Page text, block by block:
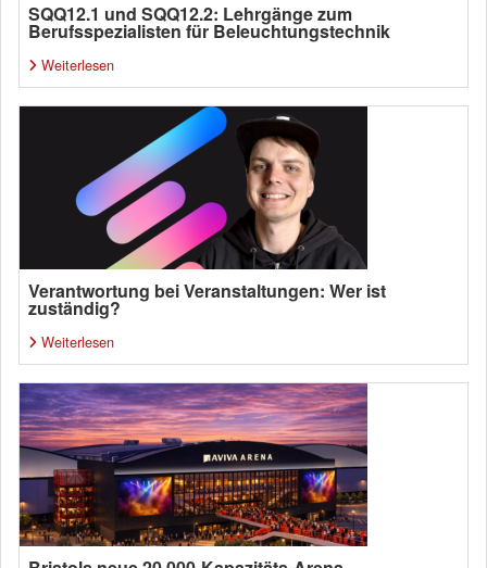
SQQ12.1 und SQQ12.2: Lehrgänge zum
Berufsspezialisten für Beleuchtungstechnik
Weiterlesen
Verantwortung bei Veranstaltungen: Wer ist
zuständig?
Weiterlesen